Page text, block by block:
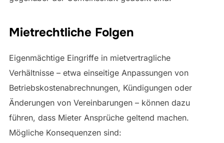
Mietrechtliche Folgen
Eigenmächtige Eingriffe in mietvertragliche
Verhältnisse – etwa einseitige Anpassungen von
Betriebskostenabrechnungen, Kündigungen oder
Änderungen von Vereinbarungen – können dazu
führen, dass Mieter Ansprüche geltend machen.
Mögliche Konsequenzen sind: